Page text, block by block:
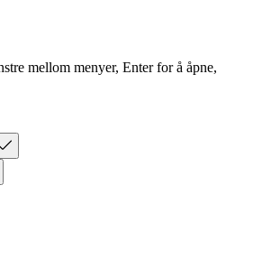
mellom menyer, Enter for å åpne,